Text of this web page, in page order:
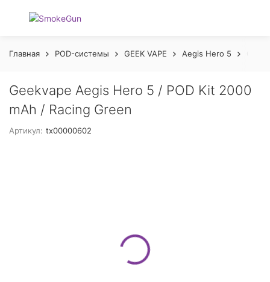
Главная POD-системы GEEK VAPE Aegis Hero 5
Geekvape Aegis Hero 5 / POD Kit 2000
mAh / Racing Green
Артикул: tx00000602